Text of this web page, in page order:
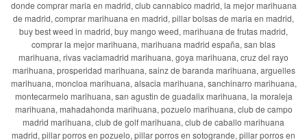
donde comprar maria en madrid, club cannabico madrid, la mejor marihuana
de madrid, comprar marihuana en madrid, pillar bolsas de maria en madrid,
buy best weed in madrid, buy mango weed, marihuana de frutas madrid,
comprar la mejor marihuana, marihuana madrid españa, san blas
marihuana, rivas vaciamadrid marihuana, goya marihuana, cruz del rayo
marihuana, prosperidad marihuana, sainz de baranda marihuana, arguelles
marihuana, moncloa marihuana, alsacia marihuana, sanchinarro marihuana,
montecarmelo marihuana, san agustin de guadalix marihuana, la moraleja
marihuana, mahadahonda marihuana, pozuelo marihuana, club de campo
madrid marihuana, club de golf marihuana, club de caballo marihuana
madrid, pillar porros en pozuelo, pillar porros en sotogrande, pillar porros en